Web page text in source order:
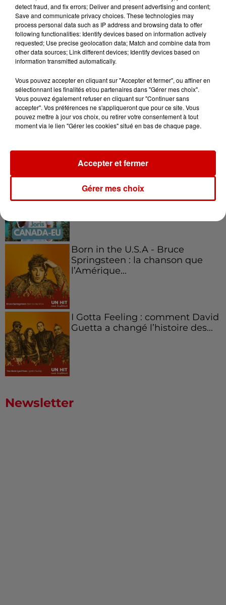
vous !
Podcasts Voir plus
Kelly Massol, figure
emblématique de
Canada et accueillir les bleus à
Boston,...
Born in the U.S.A - Bruce
Springsteen : la chanson que
l’Amérique...
I Gotta Feeling : comment David
Guetta a changé l’histoire des...
Newsletter
detect fraud, and fix errors; Deliver and present advertising and content;
Save and communicate privacy choices. These technologies may
process personal data such as IP address and browsing data to offer
following functionalities: Identify devices based on information actively
requested; Use precise geolocation data; Match and combine data from
other data sources; Link different devices; Identify devices based on
information transmitted automatically.
Vous pouvez accepter en cliquant sur "Accepter et fermer", ou affiner en
sélectionnant les finalités et/ou partenaires dans "Gérer mes choix".
Vous pouvez également refuser en cliquant sur "Continuer sans
accepter". Vos préférences ne s'appliqueront que pour ce site. Vous
pouvez mettre à jour vos choix, ou retirer votre consentement à tout
moment via le lien "Gérer les cookies" situé en bas de chaque page.
Gérer mes choix
Accepter et fermer